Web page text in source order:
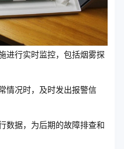
进行实时监控，包括烟雾探
情况时，及时发出报警信
数据，为后期的故障排查和